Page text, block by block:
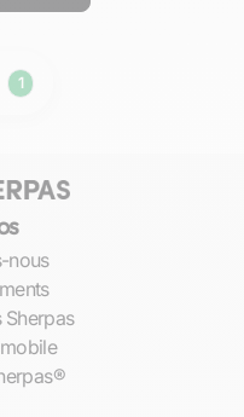
1
nous
Sherpas